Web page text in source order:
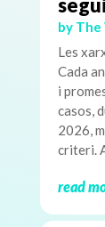
by The
Les
Cada
i
casos,
2026,
criteri.
read